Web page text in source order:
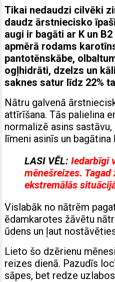
Tikai nedaudzi cilvēki
daudz ārstniecisko
augi ir bagāti ar K un
apmērā rodams
pantotēnskābe,
ogļhidrāti, dzelzs un
saknes satur līdz 22%
Nātru galvenā
attīrīšana. Tās palielina
normalizē asins
līmeni asinīs un
LASI VĒL: Iedarbīgi
mēnešreizes.
ekstremālās
Vislabāk no nātrēm
ēdamkarotes žāvētu
ūdens un ļaut
Lieto šo dzērienu
reizes dienā. Pazudīs
sāpes, bet redze